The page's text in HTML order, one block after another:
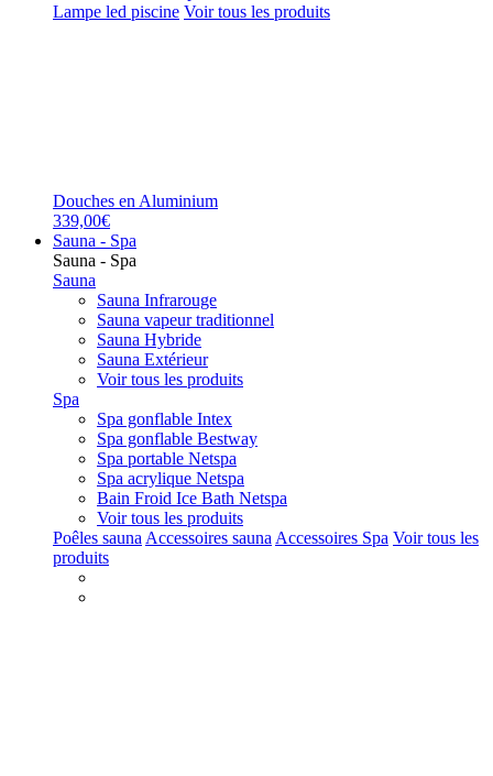
Lampe led piscine Voir tous les produits
Douches en Aluminium
339,00€
Sauna - Spa
Sauna - Spa
Sauna
Sauna Infrarouge
Sauna vapeur traditionnel
Sauna Hybride
Sauna Extérieur
Voir tous les produits
Spa
Spa gonflable Intex
Spa gonflable Bestway
Spa portable Netspa
Spa acrylique Netspa
Bain Froid Ice Bath Netspa
Voir tous les produits
Poêles sauna Accessoires sauna Accessoires Spa Voir tous les
produits